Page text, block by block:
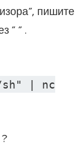
пишите
” ” .
| nc